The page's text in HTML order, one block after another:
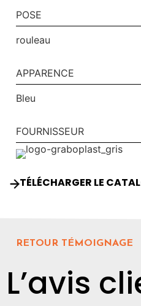
POSE
rouleau
APPARENCE
Bleu
FOURNISSEUR
TÉLÉCHARGER LE
RETOUR TÉMOIGNAGE
L’avis